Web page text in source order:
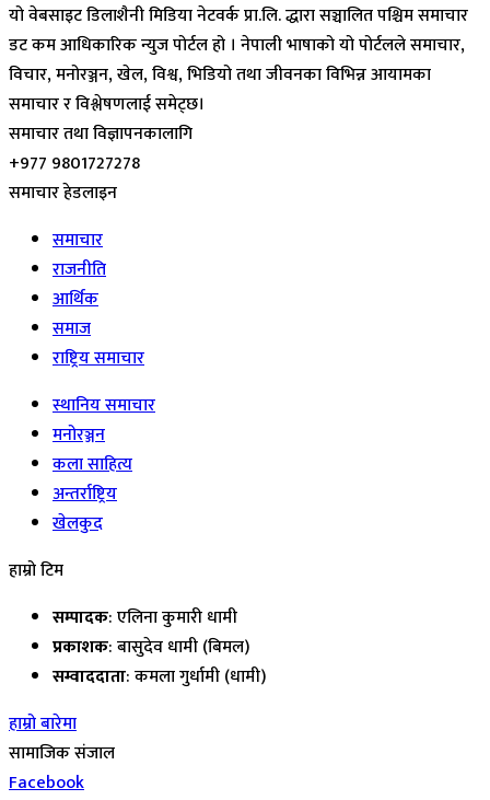
यो वेबसाइट डिलाशैनी मिडिया नेटवर्क प्रा.लि. द्धारा सञ्चालित पश्चिम समाचार
डट कम आधिकारिक न्युज पोर्टल हो । नेपाली भाषाको यो पोर्टलले समाचार,
विचार, मनोरञ्जन, खेल, विश्व, भिडियो तथा जीवनका विभिन्न आयामका
समाचार र विश्लेषणलाई समेट्छ।
समाचार तथा विज्ञापनकालागि
+977 9801727278
समाचार हेडलाइन
समाचार
राजनीति
आर्थिक
समाज
राष्ट्रिय समाचार
स्थानिय समाचार
मनोरञ्जन
कला साहित्य
अन्तर्राष्ट्रिय
खेलकुद
हाम्रो टिम
सम्पादक: एलिना कुमारी धामी
प्रकाशक: बासुदेव धामी (बिमल)
सम्वाददाता: कमला गुर्धामी (धामी)
हाम्रो बारेमा
सामाजिक संजाल
Facebook